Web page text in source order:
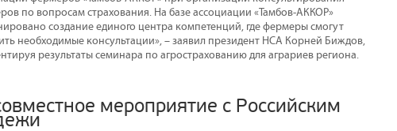
по вопросам страхования. На базе ассоциации «Тамбов-АККОР»
создание единого центра компетенций, где фермеры смогут
необходимые консультации», – заявил президент НСА Корней Биждов,
результаты семинара по агрострахованию для аграриев региона.
мероприятие с Российским